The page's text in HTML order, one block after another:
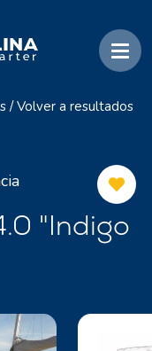
/ Volver a resultados
"Indigo